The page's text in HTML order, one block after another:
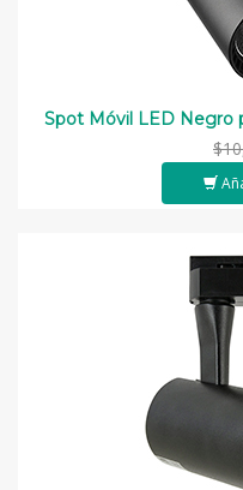
Spot Móvil LED Negro